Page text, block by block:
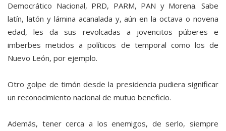
Democrático Nacional, PRD, PARM, PAN y Morena. Sabe
latín, latón y lámina acanalada y, aún en la octava o novena
edad, les da sus revolcadas a jovencitos púberes e
imberbes metidos a políticos de temporal como los de
Nuevo León, por ejemplo.
Otro golpe de timón desde la presidencia pudiera significar
un reconocimiento nacional de mutuo beneficio.
Además, tener cerca a los enemigos, de serlo, siempre